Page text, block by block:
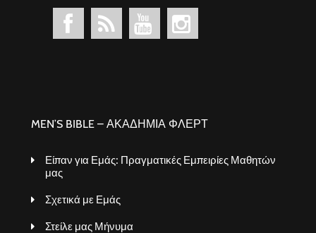
MEN’S BIBLE – ΑΚΑΔΗΜΙΑ ΦΛΕΡΤ
Είπαν για Εμάς: Πραγματικές Εμπειρίες Μαθητών
μας
Σχετικά με Εμάς
Στείλε μας Μήνυμα